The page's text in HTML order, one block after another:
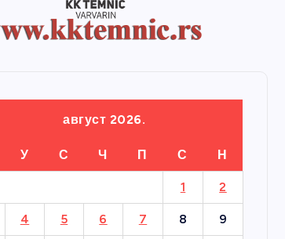
август 2026.
У С Ч П С Н
1 2
4 5 6 7 8 9